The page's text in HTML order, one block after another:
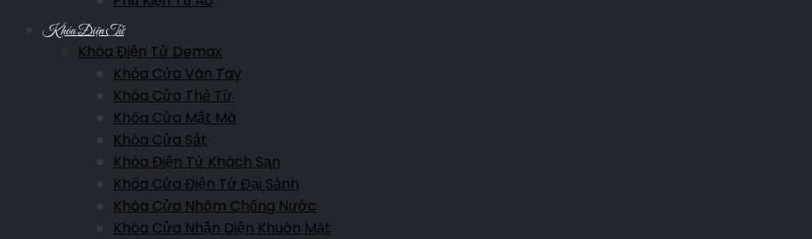
Khóa Điện Tử
Khóa Điện Tử Demax
Khóa Cửa Vân Tay
Khóa Cửa Thẻ Từ
Khóa Cửa Mật Mã
Khóa Cửa Sắt
Khóa Điện Tử Khách Sạn
Khóa Cửa Điện Tử Đại Sảnh
Khóa Cửa Nhôm Chống Nước
Khóa Cửa Nhận Diện Khuôn Mặt